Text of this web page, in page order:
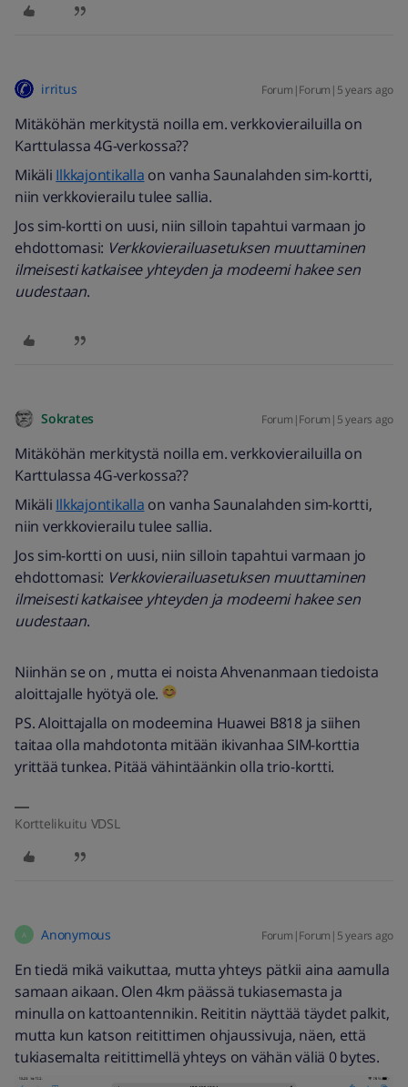
irritus Forum|Forum|5 years ago
Mitäköhän merkitystä noilla em. verkkovierailuilla on
Karttulassa 4G-verkossa??
Mikäli Ilkkajontikalla on vanha Saunalahden sim-kortti,
niin verkkovierailu tulee sallia.
Jos sim-kortti on uusi, niin silloin tapahtui varmaan jo
ehdottomasi: Verkkovierailuasetuksen muuttaminen
ilmeisesti katkaisee yhteyden ja modeemi hakee sen
uudestaan.
Sokrates Forum|Forum|5 years ago
Mitäköhän merkitystä noilla em. verkkovierailuilla on
Karttulassa 4G-verkossa??
Mikäli Ilkkajontikalla on vanha Saunalahden sim-kortti,
niin verkkovierailu tulee sallia.
Jos sim-kortti on uusi, niin silloin tapahtui varmaan jo
ehdottomasi: Verkkovierailuasetuksen muuttaminen
ilmeisesti katkaisee yhteyden ja modeemi hakee sen
uudestaan.
Niinhän se on , mutta ei noista Ahvenanmaan tiedoista
aloittajalle hyötyä ole.
PS. Aloittajalla on modeemina Huawei B818 ja siihen
taitaa olla mahdotonta mitään ikivanhaa SIM-korttia
yrittää tunkea. Pitää vähintäänkin olla trio-kortti.
Korttelikuitu VDSL
A Anonymous Forum|Forum|5 years ago
En tiedä mikä vaikuttaa, mutta yhteys pätkii aina aamulla
samaan aikaan. Olen 4km päässä tukiasemasta ja
minulla on kattoantennikin. Reititin näyttää täydet palkit,
mutta kun katson reitittimen ohjaussivuja, näen, että
tukiasemalta reitittimellä yhteys on vähän väliä 0 bytes.